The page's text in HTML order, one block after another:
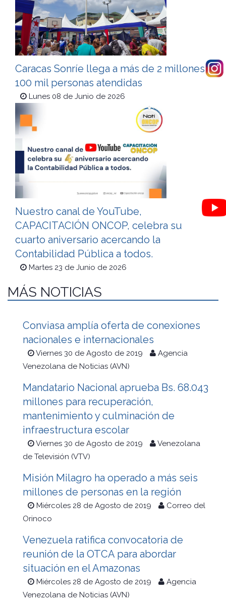
Caracas Sonríe llega a más de 2 millones
100 mil personas atendidas
Lunes 08 de Junio de 2026
Nuestro canal de YouTube,
CAPACITACIÓN ONCOP, celebra su
cuarto aniversario acercando la
Contabilidad Pública a todos.
Martes 23 de Junio de 2026
MÁS NOTICIAS
Conviasa amplía oferta de conexiones
nacionales e internacionales
Viernes 30 de Agosto de 2019
Agencia
Venezolana de Noticias (AVN)
Mandatario Nacional aprueba Bs. 68.043
millones para recuperación,
mantenimiento y culminación de
infraestructura escolar
Viernes 30 de Agosto de 2019
Venezolana
de Televisión (VTV)
Misión Milagro ha operado a más seis
millones de personas en la región
Miércoles 28 de Agosto de 2019
Correo del
Orinoco
Venezuela ratifica convocatoria de
reunión de la OTCA para abordar
situación en el Amazonas
Miércoles 28 de Agosto de 2019
Agencia
Venezolana de Noticias (AVN)